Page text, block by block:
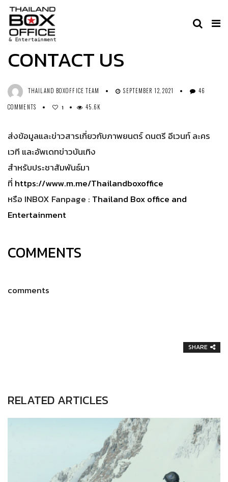
ไม่มีหมวดหมู่
CONTACT US
THAILAND BOXOFFICE TEAM SEPTEMBER 12, 2021
46
COMMENTS
1 45.6K
ส่งข้อมูลและข่าวสารเกี่ยวกับภาพยนตร์ ดนตรี อีเวนท์ ละคร
เวที และอัพเดทข่าวบันเทิง
สำหรับประชาสัมพันธ์มา
ที่ https://www.m.me/Thailandboxoffice
หรือ INBOX Fanpage : Thailand Box office and
Entertainment
COMMENTS
comments
SHARE
RELATED ARTICLES